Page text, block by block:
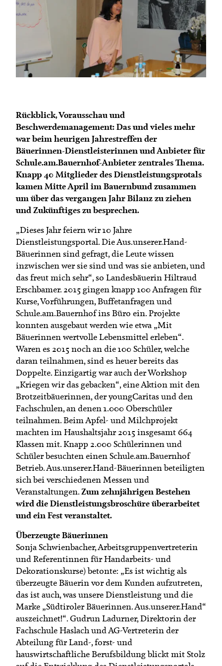
Mitgliedschaft
Bäuerliche Buffets
Hofgeschichten
Rückblick, Vorausschau und
Beschwerdemanagement: Das und vieles mehr
war beim heurigen Jahrestreffen der
Bäuerinnen-Dienstleisterinnen und Anbieter für
Schule.am.Bauernhof-Anbieter zentrales Thema.
Knapp 40 Mitglieder des Dienstleistungsprotals
kamen Mitte April im Bauernbund zusammen
um über das vergangen Jahr Bilanz zu ziehen
und Zukünftiges zu besprechen.
„Dieses Jahr feiern wir 10 Jahre
Dienstleistungsportal. Die Aus.unserer.Hand-
Bäuerinnen sind gefragt, die Leute wissen
inzwischen wer sie sind und was sie anbieten, und
das freut mich sehr“, so Landesbäuerin Hiltraud
Erschbamer. 2015 gingen knapp 100 Anfragen für
Kurse, Vorführungen, Buffetanfragen und
Schule.am.Bauernhof ins Büro ein. Projekte
konnten ausgebaut werden wie etwa „Mit
Bäuerinnen wertvolle Lebensmittel erleben“.
Waren es 2015 noch an die 100 Schüler, welche
daran teilnahmen, sind es heuer bereits das
Doppelte. Einzigartig war auch der Workshop
„Kriegen wir das gebacken“, eine Aktion mit den
Brotzeitbäuerinnen, der youngCaritas und den
Fachschulen, an denen 1.000 Oberschüler
teilnahmen. Beim Apfel- und Milchprojekt
machten im Haushaltsjahr 2015 insgesamt 664
Klassen mit. Knapp 2.000 Schülerinnen und
Schüler besuchten einen Schule.am.Bauernhof
Betrieb. Aus.unserer.Hand-Bäuerinnen beteiligten
sich bei verschiedenen Messen und
Veranstaltungen.Zum zehnjährigen Bestehen
wird die Dienstleistungsbroschüre überarbeitet
und ein Fest veranstaltet.
Überzeugte Bäuerinnen
Sonja Schwienbacher, Arbeitsgruppenvertreterin
und Referentinnen für Handarbeits- und
Dekorationskurse) betonte: „Es ist wichtig als
überzeugte Bäuerin vor dem Kunden aufzutreten,
das ist auch, was unsere Dienstleistung und die
Marke „Südtiroler Bäuerinnen. Aus.unserer.Hand“
auszeichnet!“. Gudrun Ladurner, Direktorin der
Fachschule Haslach und AG-Vertreterin der
Abteilung für Land-, forst- und
hauswirtschaftliche Berufsbildung blickt mit Stolz